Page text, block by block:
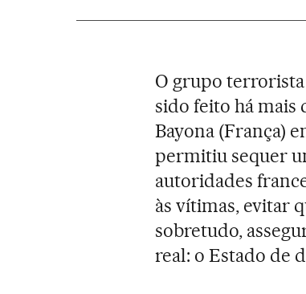
O grupo
sido feito há mais
Bayona (França)
permitiu sequer
autoridades
às vítimas, evitar
sobretudo,
real: o Estado de